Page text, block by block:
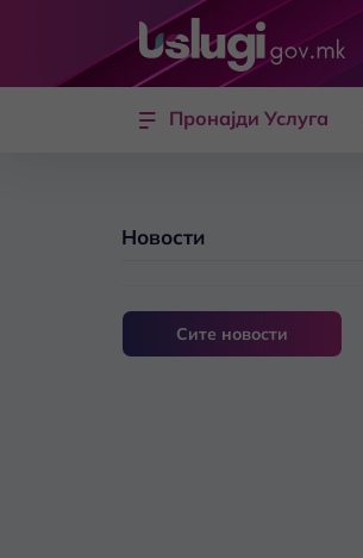
Пронајди Услуга
Новости
Сите новости